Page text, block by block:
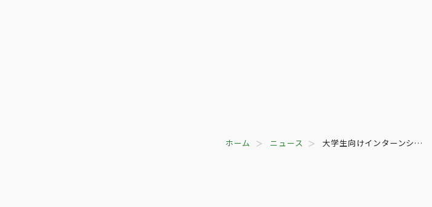
ホーム
ニュース
大学生向けインターンシ…